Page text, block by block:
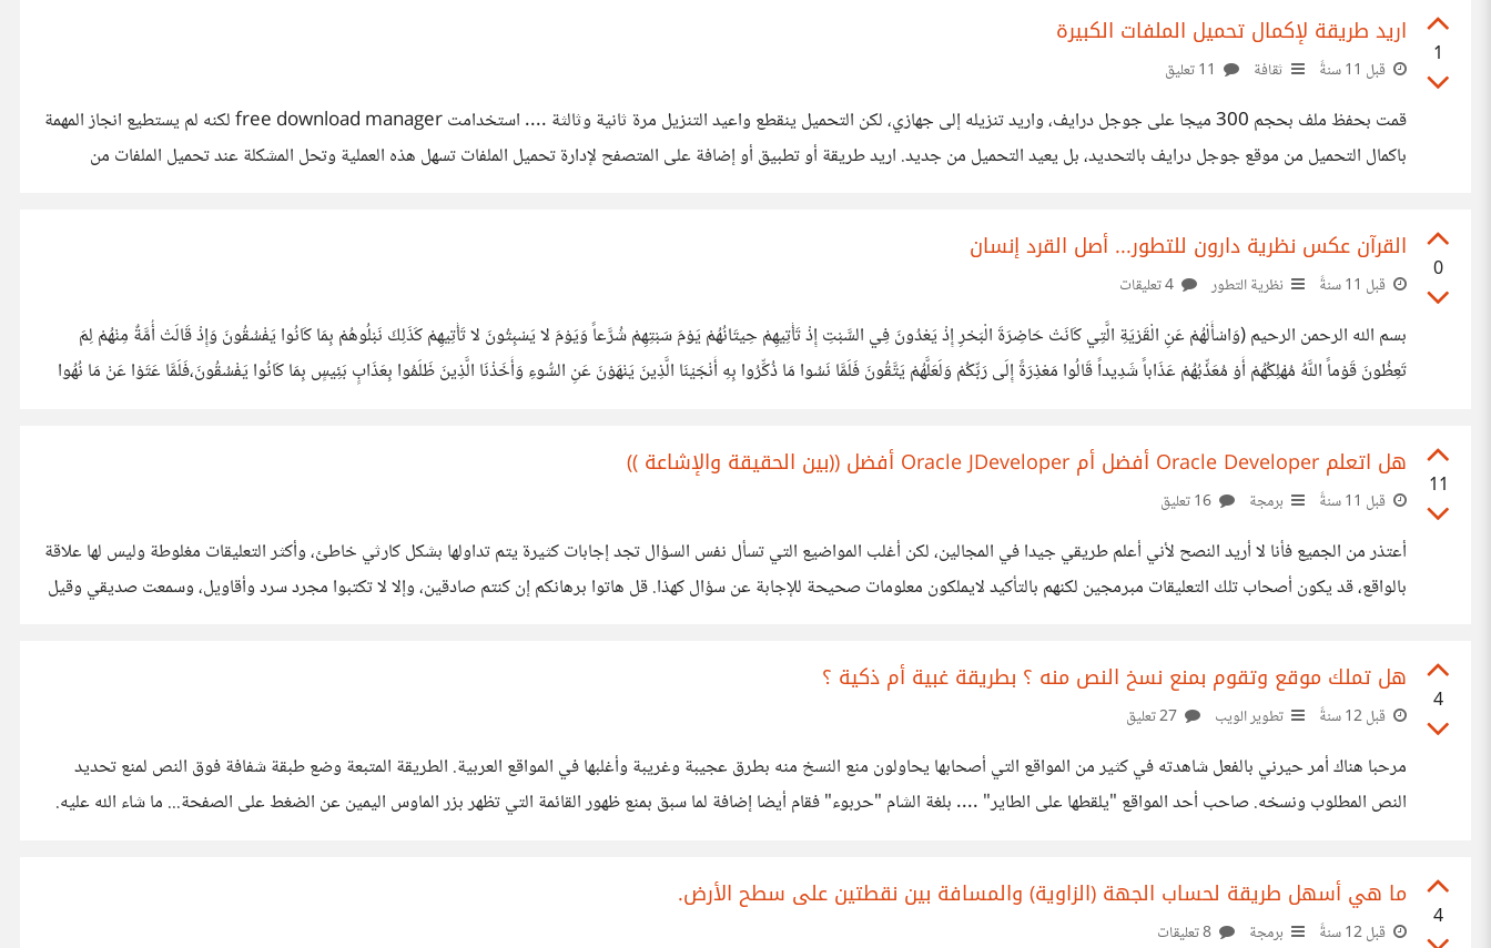
1
اريد طريقة لإكمال تحميل الملفات الكبيرة
قبل 11 سنةً ثقافة
قمت بحفظ ملف بحجم 300 ميجا على جوجل درايف، واريد تنزيله إلى جهازي، لكن التحميل ينقطع واعيد التنزيل مرة ثانية وثالثة .... استخدامت free download manager لكنه لم يستطيع انجاز المهمة
باكمال التحميل من موقع جوجل درايف بالتحديد، بل يعيد التحميل من جديد. اريد طريقة أو تطبيق أو إضافة على المتصفح لإدارة تحميل الملفات تسهل هذه العملية وتحل المشكلة عند تحميل الملفات من
0
القرآن عكس نظرية دارون للتطور... أصل القرد إنسان
قبل 11 سنةً نظرية التطور
بسم الله الرحمن الرحيم (وَاسْأَلْهُمْ عَنِ الْقَرْيَةِ الَّتِي كَانَتْ حَاضِرَةَ الْبَحْرِ إِذْ يَعْدُونَ فِي السَّبْتِ إِذْ تَأْتِيهِمْ حِيتَانُهُمْ يَوْمَ سَبْتِهِمْ شُرَّعاً وَيَوْمَ لا يَسْبِتُونَ لا تَأْتِيهِمْ كَذَلِكَ نَبْلُوهُمْ بِمَا كَانُوا يَفْسُقُونَ وَإِذْ قَالَتْ أُمَّةٌ مِنْهُمْ لِمَ
تَعِظُونَ قَوْماً اللَّهُ مُهْلِكُهُمْ أَوْ مُعَذِّبُهُمْ عَذَاباً شَدِيداً قَالُوا مَعْذِرَةً إِلَى رَبِّكُمْ وَلَعَلَّهُمْ يَتَّقُونَ فَلَمَّا نَسُوا مَا ذُكِّرُوا بِهِ أَنْجَيْنَا الَّذِينَ يَنْهَوْنَ عَنِ السُّوءِ وَأَخَذْنَا الَّذِينَ ظَلَمُوا بِعَذَابٍ بَئِيسٍ بِمَا كَانُوا يَفْسُقُونَ،فَلَمَّا عَتَوْا عَنْ مَا نُهُوا
11
هل اتعلم Oracle Developer أفضل أم Oracle JDeveloper أفضل ((بين الحقيقة والإشاعة ))
قبل 11 سنةً برمجة
أعتذر من الجميع فأنا لا أريد النصح لأني أعلم طريقي جيدا في المجالين، لكن أغلب المواضيع التي تسأل نفس السؤال تجد إجابات كثيرة يتم تداولها بشكل كارثي خاطئ، وأكثر التعليقات مغلوطة وليس لها علاقة
بالواقع، قد يكون أصحاب تلك التعليقات مبرمجين لكنهم بالتأكيد لايملكون معلومات صحيحة للإجابة عن سؤال كهذا. قل هاتوا برهانكم إن كنتم صادقين، وإلا لا تكتبوا مجرد سرد وأقاويل، وسمعت صديقي وقيل
4
هل تملك موقع وتقوم بمنع نسخ النص منه ؟ بطريقة غبية أم ذكية ؟
قبل 12 سنةً تطوير الويب
مرحبا هناك أمر حيرني بالفعل شاهدته في كثير من المواقع التي أصحابها يحاولون منع النسخ منه بطرق عجيبة وغريبة وأغلبها في المواقع العربية. الطريقة المتبعة وضع طبقة شفافة فوق النص لمنع تحديد
النص المطلوب ونسخه. صاحب أحد المواقع "يلقطها على الطاير" .... بلغة الشام "حربوء" فقام أيضا إضافة لما سبق بمنع ظهور القائمة التي تظهر بزر الماوس اليمين عن الضغط على الصفحة... ما شاء الله عليه.
4
ما هي أسهل طريقة لحساب الجهة (الزاوية) والمسافة بين نقطتين على سطح الأرض.
قبل 12 سنةً برمجة